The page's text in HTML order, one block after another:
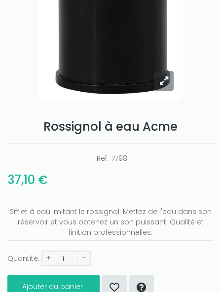
Rossignol à eau Acme
Ref: 7798
37,10 €
Sifflet à eau imitant le rossignol. Mettez de l'eau dans son
réservoir et vous obtenez un son puissant. Qualité et
finition professionnelles.
Quantité: + -
Ajouter au panier